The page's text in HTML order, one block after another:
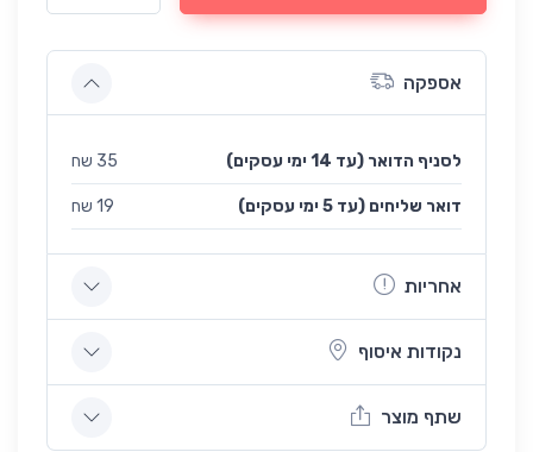
אספקה
לסניף הדואר (עד 14 ימי עסקים) 35 שח
(עד 5 ימי עסקים) דואר שליחים 19 שח
אחריות
נקודות איסוף
שתף מוצר